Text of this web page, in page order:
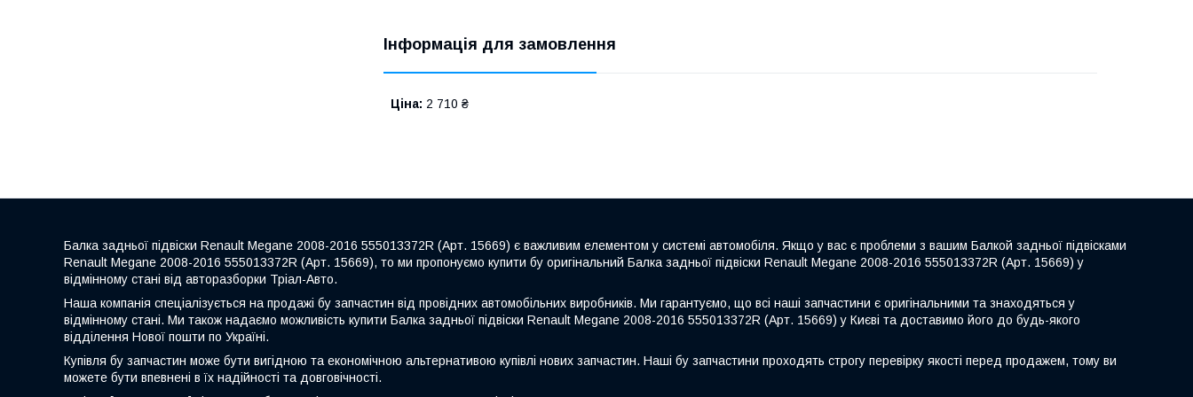
Інформація для замовлення
Ціна: 2 710 ₴
Балка задньої підвіски Renault Megane 2008-2016 555013372R (Арт. 15669) є важливим елементом у системі автомобіля. Якщо у вас є проблеми з вашим Балкой задньої підвісками
Renault Megane 2008-2016 555013372R (Арт. 15669), то ми пропонуємо купити бу оригінальний Балка задньої підвіски Renault Megane 2008-2016 555013372R (Арт. 15669) у
відмінному стані від авторазборки Тріал-Авто.
Наша компанія спеціалізується на продажі бу запчастин від провідних автомобільних виробників. Ми гарантуємо, що всі наші запчастини є оригінальними та знаходяться у
відмінному стані. Ми також надаємо можливість купити Балка задньої підвіски Renault Megane 2008-2016 555013372R (Арт. 15669) у Києві та доставимо його до будь-якого
відділення Нової пошти по Україні.
Купівля бу запчастин може бути вигідною та економічною альтернативою купівлі нових запчастин. Наші бу запчастини проходять строгу перевірку якості перед продажем, тому ви
можете бути впевнені в їх надійності та довговічності.